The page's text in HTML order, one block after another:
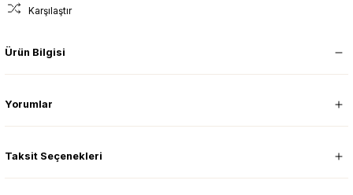
Karşılaştır
Ürün Bilgisi
Yorumlar
Taksit Seçenekleri